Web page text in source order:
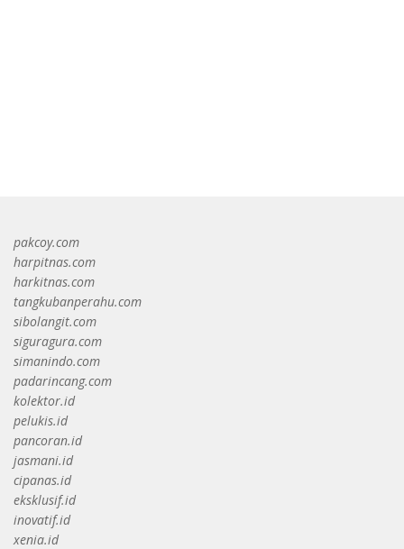
pakcoy.com
harpitnas.com
harkitnas.com
tangkubanperahu.com
sibolangit.com
siguragura.com
simanindo.com
padarincang.com
kolektor.id
pelukis.id
pancoran.id
jasmani.id
cipanas.id
eksklusif.id
inovatif.id
xenia.id